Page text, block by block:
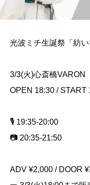
光波ミチ生誕祭「紡い
3/3(火)心斎橋VARON
OPEN 18:30 / START
🎙️ 19:35-20:00
📷 20:35-21:50
ADV ¥2,000 / DOOR